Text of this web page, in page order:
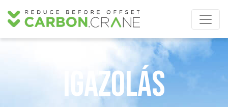
Igazolás